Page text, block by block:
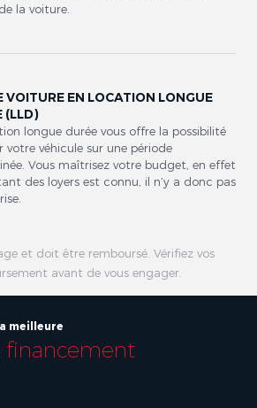
meilleure
la voiture.
VOITURE EN LOCATION LONGUE
(LLD)
longue durée vous offre la possibilité
votre véhicule sur une période
Vous maîtrisez votre budget, en effet
des loyers est connu, il n’y a donc pas
et doit être remboursé. Vérifiez vos
avant de vous engager.